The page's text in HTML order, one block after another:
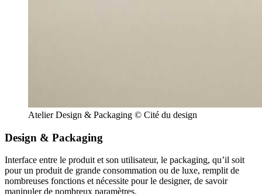
Atelier Design & Packaging © Cité du design
Design & Packaging
Interface entre le produit et son utilisateur, le packaging, qu’il soit
pour un produit de grande consommation ou de luxe, remplit de
nombreuses fonctions et nécessite pour le designer, de savoir
manipuler de nombreux paramètres.